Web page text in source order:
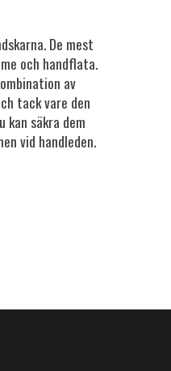
De mest
och handflata.
av
tack vare den
säkra dem
vid handleden.